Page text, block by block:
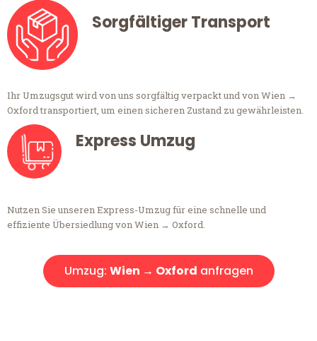
Sorgfältiger Transport
Ihr Umzugsgut wird von uns sorgfältig verpackt und von Wien →
Oxford transportiert, um einen sicheren Zustand zu gewährleisten.
Express Umzug
Nutzen Sie unseren Express-Umzug für eine schnelle und
effiziente Übersiedlung von Wien → Oxford.
Umzug: Wien → Oxford anfragen